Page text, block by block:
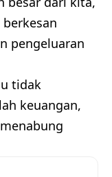
pengeluaran
tidak
keuangan,